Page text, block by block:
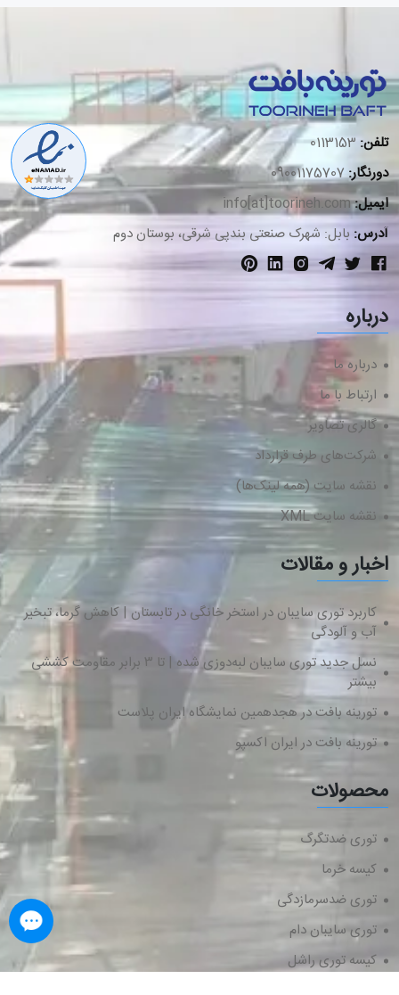
تلفن: 0113153
دورنگار:09001175707
ایمیل:info[at]toorineh.com
آدرس: بابل: شهرک صنعتی بندپی شرقی، بوستان دوم
درباره
درباره ما
ارتباط با ما
گالری تصاویر
شرکت‌های طرف قرارداد
نقشه سایت (همه لینک‌ها)
نقشه سایت XML
اخبار و مقالات
کاربرد توری سایبان در استخر خانگی در تابستان | کاهش گرما، تبخیر
آب و آلودگی
نسل جدید توری سایبان لبه‌دوزی شده | تا ۳ برابر مقاومت کششی
بیشتر
تورینه بافت در هجدهمین نمایشگاه ایران پلاست
تورینه بافت در ایران اکسپو
محصولات
توری ضدتگرگ
کیسه خرما
توری ضدسرمازدگی
توری سایبان دام
کیسه توری راشل